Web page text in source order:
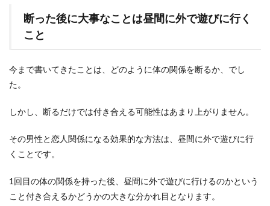
断った後に大事なことは昼間に外で遊びに行く
こと
今まで書いてきたことは、どのように体の関係を断るか、でし
た。
しかし、断るだけでは付き合える可能性はあまり上がりません。
その男性と恋人関係になる効果的な方法は、昼間に外で遊びに行
くことです。
1回目の体の関係を持った後、昼間に外で遊びに行けるのかという
こと付き合えるかどうかの大きな分かれ目となります。